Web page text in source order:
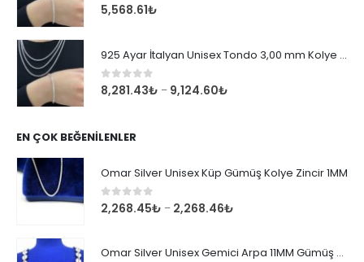
0 out of 5
5,568.61₺
925 Ayar İtalyan Unisex Tondo 3,00 mm Kolye Zincir
0 out of 5
8,281.43₺ – 9,124.60₺
EN ÇOK BEĞENILENLER
Omar Silver Unisex Küp Gümüş Kolye Zincir 1MM
0 out of 5
2,268.45₺ – 2,268.46₺
Omar Silver Unisex Gemici Arpa 11MM Gümüş Kolye Zincir